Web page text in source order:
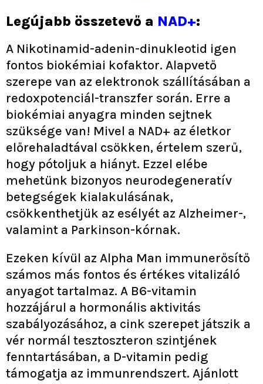
Legújabb összetevő a NAD+:
A Nikotinamid-adenin-dinukleotid igen
fontos biokémiai kofaktor. Alapvető
szerepe van az elektronok szállításában a
redoxpotenciál-transzfer során. Erre a
biokémiai anyagra minden sejtnek
szüksége van! Mivel a NAD+ az életkor
előrehaladtával csökken, értelem szerű,
hogy pótoljuk a hiányt. Ezzel elébe
mehetünk bizonyos neurodegeneratív
betegségek kialakulásának,
csökkenthetjük az esélyét az Alzheimer-,
valamint a Parkinson-kórnak.
Ezeken kívül az Alpha Man immunerősítő
számos más fontos és értékes vitalizáló
anyagot tartalmaz. A B6-vitamin
hozzájárul a hormonális aktivitás
szabályozásához, a cink szerepet játszik a
vér normál tesztoszteron szintjének
fenntartásában, a D-vitamin pedig
támogatja az immunrendszert. Ajánlott